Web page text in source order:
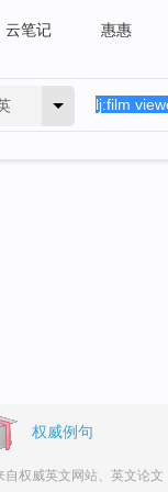
云笔记 惠惠
权威例句
自权威英文网站、英文论文